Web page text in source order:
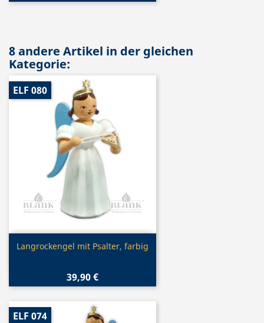
8 andere Artikel in der gleichen
Kategorie:
Vorschau
Langrockengel mit Psalter, farbig
39,90 €
ELF 080
ELF 074